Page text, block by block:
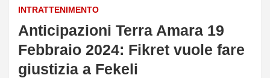
INTRATTENIMENTO
Anticipazioni Terra Amara 19
Febbraio 2024: Fikret vuole fare
giustizia a Fekeli